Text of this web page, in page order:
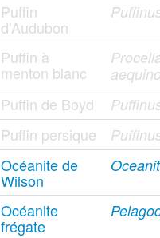
Puffin
d'Audubon
Puffin à
menton blanc
Puffin de Boyd
Puffin persique
Océanite de
Wilson
Océanite
frégate